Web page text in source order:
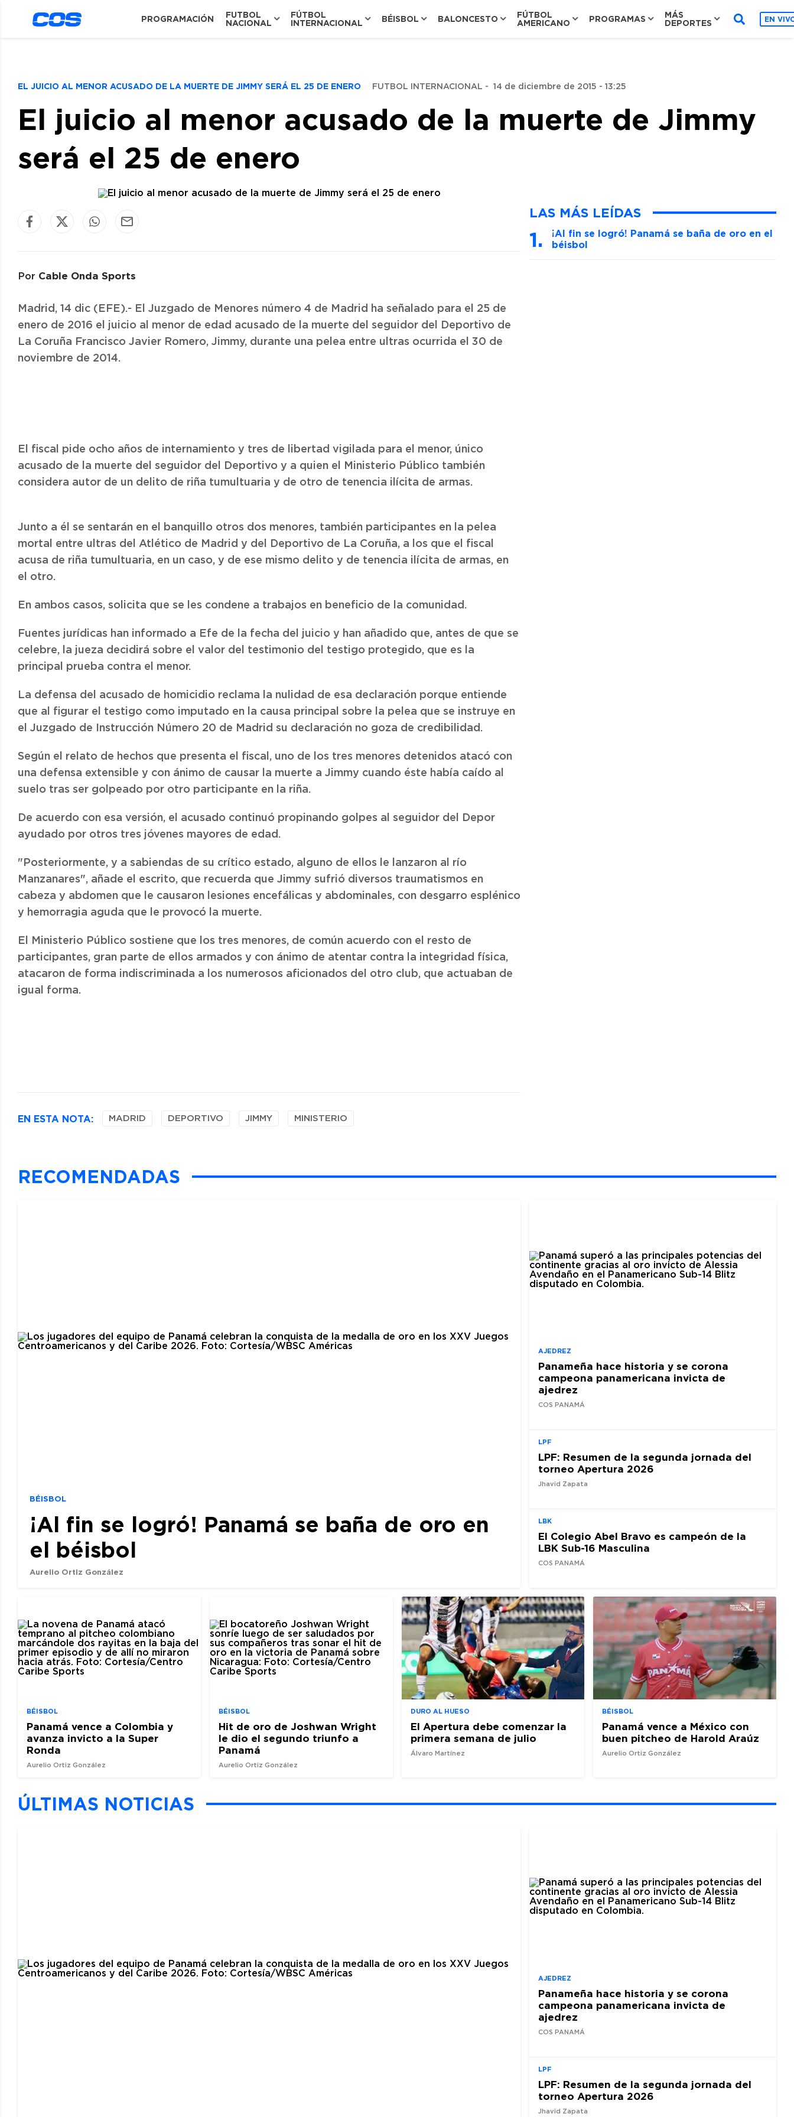
PROGRAMACIÓN
FUTBOL
NACIONAL
FÚTBOL
INTERNACIONAL
BÉISBOL BALONCESTO
FÚTBOL
AMERICANO
PROGRAMAS
MÁS
DEPORTES
EN
EL JUICIO AL MENOR ACUSADO DE LA MUERTE DE JIMMY SERÁ EL 25 DE ENERO FUTBOL INTERNACIONAL - 14 de diciembre de 2015 - 13:25
El juicio al menor acusado de la muerte de Jimmy
será el 25 de enero
Por Cable Onda Sports
Madrid, 14 dic (EFE).- El Juzgado de Menores número 4 de Madrid ha señalado para el 25 de
enero de 2016 el juicio al menor de edad acusado de la muerte del seguidor del Deportivo de
La Coruña Francisco Javier Romero, Jimmy, durante una pelea entre ultras ocurrida el 30 de
noviembre de 2014.
El fiscal pide ocho años de internamiento y tres de libertad vigilada para el menor, único
acusado de la muerte del seguidor del Deportivo y a quien el Ministerio Público también
considera autor de un delito de riña tumultuaria y de otro de tenencia ilícita de armas.
Junto a él se sentarán en el banquillo otros dos menores, también participantes en la pelea
mortal entre ultras del Atlético de Madrid y del Deportivo de La Coruña, a los que el fiscal
acusa de riña tumultuaria, en un caso, y de ese mismo delito y de tenencia ilícita de armas, en
el otro.
En ambos casos, solicita que se les condene a trabajos en beneficio de la comunidad.
Fuentes jurídicas han informado a Efe de la fecha del juicio y han añadido que, antes de que se
celebre, la jueza decidirá sobre el valor del testimonio del testigo protegido, que es la
principal prueba contra el menor.
La defensa del acusado de homicidio reclama la nulidad de esa declaración porque entiende
que al figurar el testigo como imputado en la causa principal sobre la pelea que se instruye en
el Juzgado de Instrucción Número 20 de Madrid su declaración no goza de credibilidad.
Según el relato de hechos que presenta el fiscal, uno de los tres menores detenidos atacó con
una defensa extensible y con ánimo de causar la muerte a Jimmy cuando éste había caído al
suelo tras ser golpeado por otro participante en la riña.
De acuerdo con esa versión, el acusado continuó propinando golpes al seguidor del Depor
ayudado por otros tres jóvenes mayores de edad.
"Posteriormente, y a sabiendas de su crítico estado, alguno de ellos le lanzaron al río
Manzanares", añade el escrito, que recuerda que Jimmy sufrió diversos traumatismos en
cabeza y abdomen que le causaron lesiones encefálicas y abdominales, con desgarro esplénico
y hemorragia aguda que le provocó la muerte.
El Ministerio Público sostiene que los tres menores, de común acuerdo con el resto de
participantes, gran parte de ellos armados y con ánimo de atentar contra la integridad física,
atacaron de forma indiscriminada a los numerosos aficionados del otro club, que actuaban de
igual forma.
EN ESTA NOTA: MADRID DEPORTIVO JIMMY MINISTERIO
LAS MÁS LEÍDAS
¡Al fin se logró! Panamá se baña de oro en el
béisbol
RECOMENDADAS
BÉISBOL
¡Al fin se logró! Panamá se baña de oro en
el béisbol
Aurelio Ortiz González
AJEDREZ
Panameña hace historia y se corona
campeona panamericana invicta de
ajedrez
COS PANAMÁ
LPF
LPF: Resumen de la segunda jornada del
torneo Apertura 2026
Jhavid Zapata
LBK
El Colegio Abel Bravo es campeón de la
LBK Sub-16 Masculina
COS PANAMÁ
BÉISBOL
Panamá vence a Colombia y
avanza invicto a la Super
Ronda
Aurelio Ortiz González
BÉISBOL
Hit de oro de Joshwan Wright
le dio el segundo triunfo a
Panamá
Aurelio Ortiz González
DURO AL HUESO
El Apertura debe comenzar la
primera semana de julio
Álvaro Martínez
BÉISBOL
Panamá vence a México con
buen pitcheo de Harold Araúz
Aurelio Ortiz González
ÚLTIMAS NOTICIAS
AJEDREZ
Panameña hace historia y se corona
campeona panamericana invicta de
ajedrez
COS PANAMÁ
LPF
LPF: Resumen de la segunda jornada del
torneo Apertura 2026
Jhavid Zapata